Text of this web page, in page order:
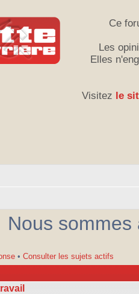
Ce
Les
Elles
Visitez le
Nous
• Consulter les sujets actifs